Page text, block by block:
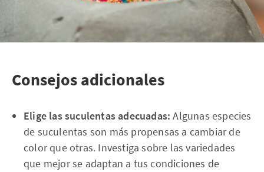
Consejos adicionales
Elige las suculentas adecuadas: Algunas especies
de suculentas son más propensas a cambiar de
color que otras. Investiga sobre las variedades
que mejor se adaptan a tus condiciones de